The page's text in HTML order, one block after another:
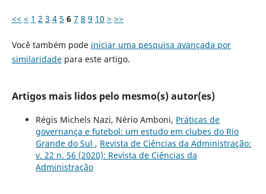
<< < 1 2 3 4 5 6 7 8 9 10 > >>
Você também pode iniciar uma pesquisa avançada por
similaridadepara este artigo.
Artigos mais lidos pelo mesmo(s) autor(es)
Régis Michels Nazi, Nério Amboni, Práticas de
governança e futebol: um estudo em clubes do Rio
Grande do Sul , Revista de Ciências da Administração:
v. 22 n. 56 (2020): Revista de Ciências da
Administração